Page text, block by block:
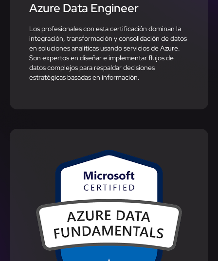
Azure Data Engineer
Los profesionales con esta certificación dominan la
integración, transformación y consolidación de datos
en soluciones analíticas usando servicios de Azure.
Son expertos en diseñar e implementar flujos de
datos complejos para respaldar decisiones
estratégicas basadas en información.